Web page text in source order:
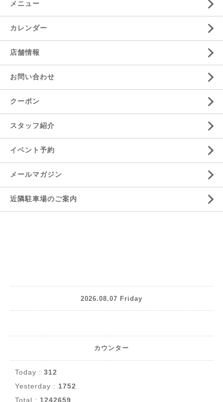
メニュー
カレンダー
店舗情報
お問い合わせ
クーポン
スタッフ紹介
イベント予約
メールマガジン
近隣駐車場のご案内
2026.08.07 Friday
カウンター
Today : 312
Yesterday : 1752
Total : 1242659